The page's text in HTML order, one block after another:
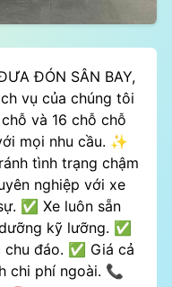
ĐÓN SÂN BAY,
vụ của chúng tôi
và 16 chỗ chỗ
mọi nhu cầu. ✨
tình trạng chậm
nghiệp với xe
✅ Xe luôn sẵn
kỹ lưỡng. ✅
chu đáo. ✅ Giá cả
chi phí ngoài. 📞